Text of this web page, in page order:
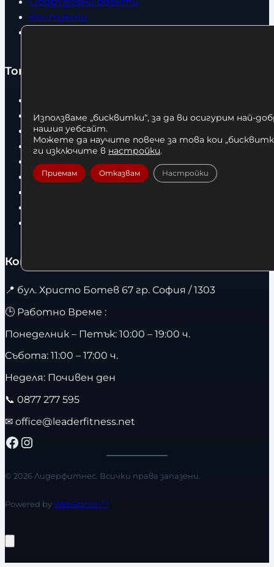
Контакти
Топ категории
Боксови чували
Боксови ръкавици
Дрехи
Суичъри
Контакти
📍 бул. Христо Ботев 67 гр. София / 1303
🕒 Работно Време :
Понеделник – Петък: 10:00 – 19:00 ч.
Събота: 11:00 – 17:00 ч.
Неделя: Почивен ден
📞 0877 277 595
✉ office@leaderfitness.net
Facebook Instagram
© 2026 Лидерфитнес. Всички права запазени.
Powered byWebStation™
Използваме „бисквитки“, за да ви осигурим най-
нашия уебсайт.
Можете да научите повече за това кои
ги изключите в настройки.
Приемам Отказвам Настройки